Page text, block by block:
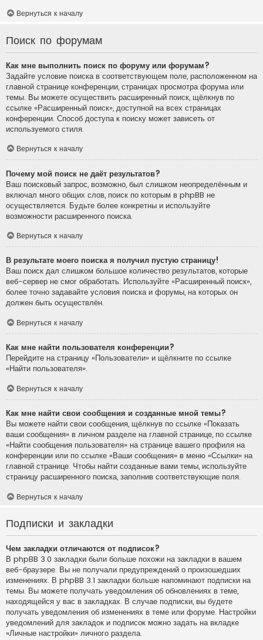
Вернуться к началу
Поиск по форумам
Как мне выполнить поиск по форуму или форумам?
Задайте условие поиска в соответствующем поле, расположенном на
главной странице конференции, страницах просмотра форума или
темы. Вы можете осуществить расширенный поиск, щёлкнув по
ссылке «Расширенный поиск», доступной на всех страницах
конференции. Способ доступа к поиску может зависеть от
используемого стиля.
Вернуться к началу
Почему мой поиск не даёт результатов?
Ваш поисковый запрос, возможно, был слишком неопределённым и
включал много общих слов, поиск по которым в phpBB не
осуществляется. Будьте более конкретны и используйте
возможности расширенного поиска.
Вернуться к началу
В результате моего поиска я получил пустую страницу!
Ваш поиск дал слишком большое количество результатов, которые
веб-сервер не смог обработать. Используйте «Расширенный поиск»,
более точно задавайте условия поиска и форумы, на которых он
должен быть осуществлён.
Вернуться к началу
Как мне найти пользователя конференции?
Перейдите на страницу «Пользователи» и щёлкните по ссылке
«Найти пользователя».
Вернуться к началу
Как мне найти свои сообщения и созданные мной темы?
Вы можете найти свои сообщения, щёлкнув по ссылке «Показать
ваши сообщения» в личном разделе на главной странице, по ссылке
«Найти сообщения пользователя» на странице вашего профиля на
конференции или по ссылке «Ваши сообщения» в меню «Ссылки» на
главной странице. Чтобы найти созданные вами темы, используйте
страницу расширенного поиска, заполнив соответствующие поля.
Вернуться к началу
Подписки и закладки
Чем закладки отличаются от подписок?
В phpBB 3.0 закладки были больше похожи на закладки в вашем
веб-браузере. Вы не получали предупреждений о произошедших
изменениях. В phpBB 3.1 закладки больше напоминают подписки на
темы. Вы можете получать уведомления об обновлениях в теме,
находящейся у вас в закладках. В случае подписки, вы будете
получать уведомления об изменениях в теме или форуме. Настройки
уведомлений для закладок и подписок можно задать на вкладке
«Личные настройки» личного раздела.